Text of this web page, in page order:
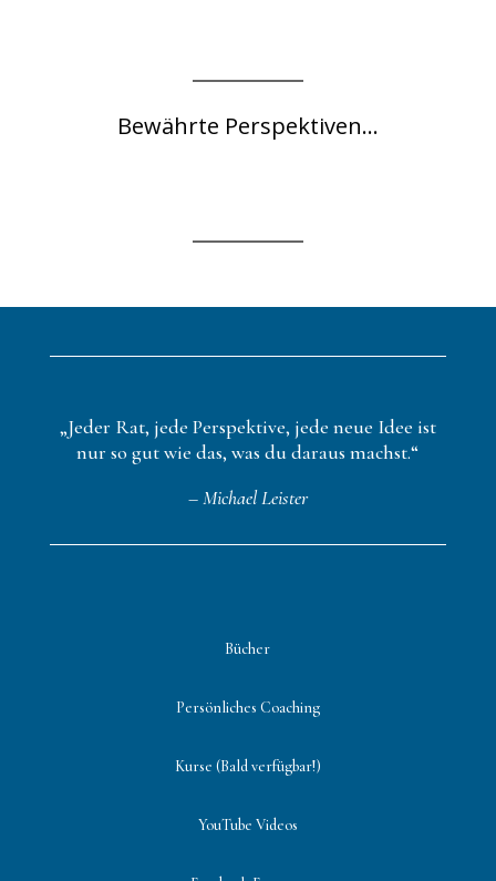
Bewährte Perspektiven...
„Jeder Rat, jede Perspektive, jede neue Idee ist
nur so gut wie das, was du daraus machst.“
– Michael Leister
Bücher
Persönliches Coaching
Kurse (Bald verfügbar!)
YouTube Videos